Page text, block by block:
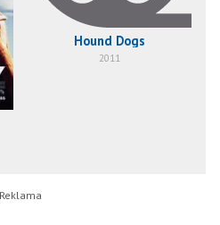
Hound Dogs
2011